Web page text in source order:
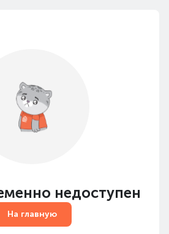
недоступен
На главную